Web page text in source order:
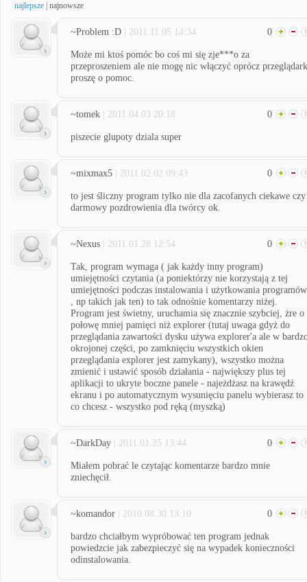
najlepsze najnowsze
~Problem :D | 2011.11.05 14:34 0
Może mi ktoś pomóc bo coś mi się zje***o za
przeproszeniem ale nie mogę nic włączyć oprócz
proszę o pomoc.
~tomek | 2011.04.03 20:18 0
piszecie glupoty dziala super
~mixmax5 | 2011.02.02 09:43 0
to jest śliczny program tylko nie dla zacofanych ciekawe czy
darmowy pozdrowienia dla twórcy ok.
~Nexus | 2011.01.28 12:54 0
Tak, program wymaga ( jak każdy inny program)
umiejętności czytania (a poniektórzy nie korzystają z tej
umiejętności podczas instalowania i użytkowania programów
, np takich jak ten) to tak odnośnie komentarzy niżej.
Program jest świetny, uruchamia się znacznie szybciej, żre o
połowę mniej pamięci niż explorer (tutaj uwaga gdyż do
przeglądania zawartości dysku używa explorer'a ale w
okrojonej części, po zamknięciu wszystkich okien
przeglądania explorer jest zamykany), wszystko można
zmienić i ustawić sposób działania - największy plus tej
aplikacji to ukryte boczne panele - najeżdżasz na krawędź
ekranu i po automatycznym wysunięciu panelu wybierasz to
co chcesz - wszystko pod ręką (myszką)
~DarkDay | 2011.01.25 13:44 0
Miałem pobrać le czytając komentarze bardzo mnie
zniechęcił.
~komandor | 2010.08.30 13:10 0
bardzo chciałbym wypróbować ten program jednak
powiedzcie jak zabezpieczyć się na wypadek konieczności
odinstalowania.